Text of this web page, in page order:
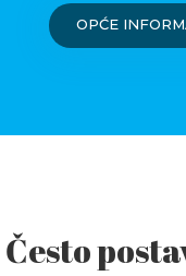
OPĆE
Često